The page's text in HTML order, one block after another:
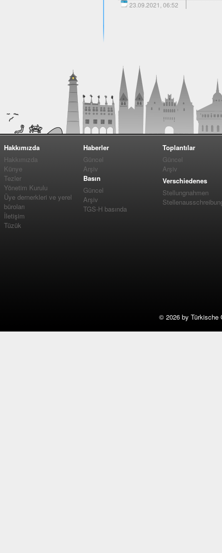
23.09.2021, 06:52
Hakkımızda
Hakkımızda
Künye
Tezler
Yönetim Kurulu
Üye dernerkleri ve yerel
büroları
İletişim
Tüzük
Haberler
Güncel
Arşiv
Basın
Güncel
Arşiv
TGS-H basında
Toplantılar
Güncel
Arşiv
Verschiedenes
Stellungnahmen
© 2026 by Türkische